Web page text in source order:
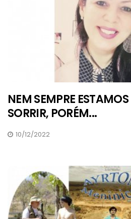
NEM SEMPRE
SORRIR, PORÉM...
10/12/2022